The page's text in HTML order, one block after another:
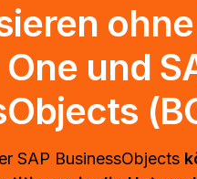
und
SAP BusinessObjects